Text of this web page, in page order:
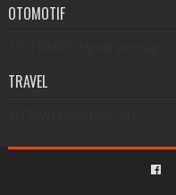
OTOMOTIF
TRAVEL